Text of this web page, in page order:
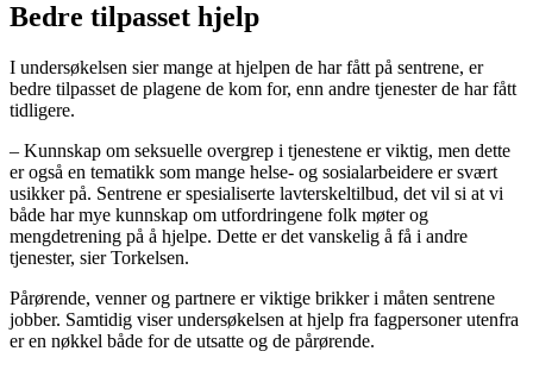
Bedre tilpasset hjelp
I undersøkelsen sier mange at hjelpen de har fått på sentrene, er
bedre tilpasset de plagene de kom for, enn andre tjenester de har fått
tidligere.
– Kunnskap om seksuelle overgrep i tjenestene er viktig, men dette
er også en tematikk som mange helse- og sosialarbeidere er svært
usikker på. Sentrene er spesialiserte lavterskeltilbud, det vil si at vi
både har mye kunnskap om utfordringene folk møter og
mengdetrening på å hjelpe. Dette er det vanskelig å få i andre
tjenester, sier Torkelsen.
Pårørende, venner og partnere er viktige brikker i måten sentrene
jobber. Samtidig viser undersøkelsen at hjelp fra fagpersoner utenfra
er en nøkkel både for de utsatte og de pårørende.